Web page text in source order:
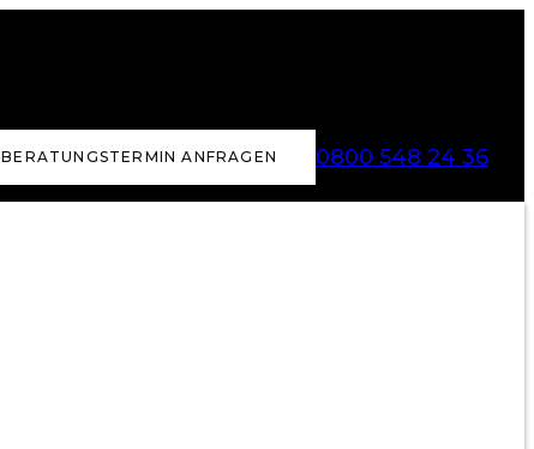
BERATUNGSTERMIN ANFRAGEN 0800 548 24 36